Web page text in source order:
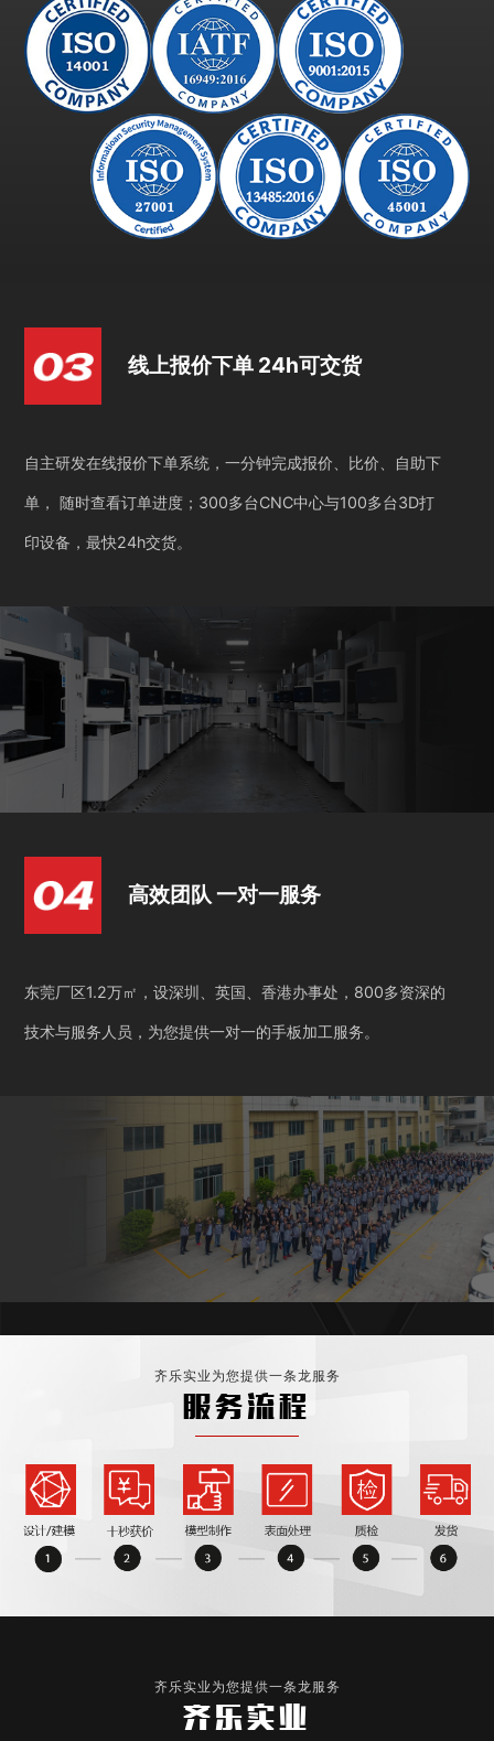
线上报价下单 24h可交货
自主研发在线报价下单系统，一分钟完成报价、比价、自助下
单， 随时查看订单进度；300多台CNC中心与100多台3D打
印设备，最快24h交货。
高效团队 一对一服务
东莞厂区1.2万㎡，设深圳、英国、香港办事处，800多资深的
技术与服务人员，为您提供一对一的手板加工服务。
齐乐实业为您提供一条龙服务
服务流程
齐乐实业为您提供一条龙服务
齐乐实业